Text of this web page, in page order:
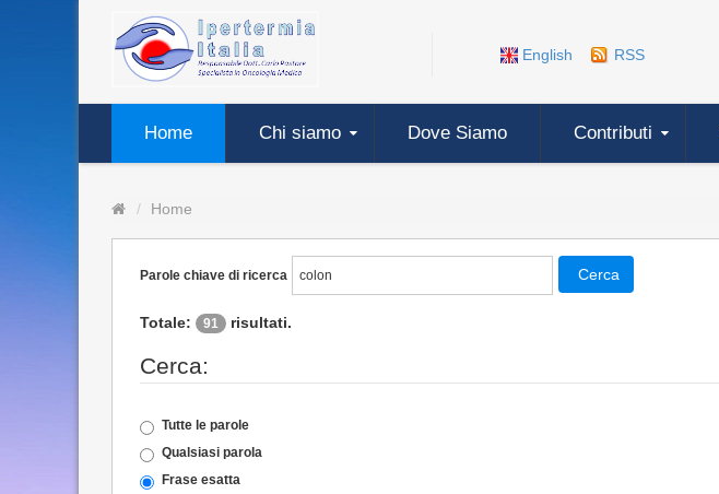
English RSS
Home Chi siamo Dove Siamo Contributi
Home
Parole chiave di ricerca Cerca
Totale: 91 risultati.
Cerca:
Tutte le parole
Qualsiasi parola
Frase esatta